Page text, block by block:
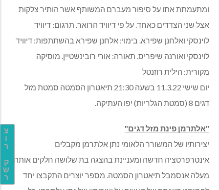
צ
ו
ר
ק
ש
ר
ומתעמתת אתו על סיפור מעברם המשותף אשר הותיר צלקות
אצל שני הצדדים כאחד. על פי דיוויד הרואר. תרגום: דיוויד
לוינסקי ואלחנן שפירא. בימוי: אלחנן שפירא בהשתתפות: דיוויד
לוינסקי ואורנה שיפריס. תאורה: אורי רובינשטיין. מוסיקה
מקורית: הילית רוזנטל
יום שישי 11.3.22 בשעה 21:30 תיאטרון הסמטה סמטת מזל
דגים 8 (סמטת הגלריות) יפו העתיקה.
"אלתרמן פינת מזל דגים"
יצירותיו של המשורר הלאומי נתן אלתרמן מקבלים
אינטרפרטציה חדשה ומעניינת בהצגה בת שלושה חלקים אותה
מעלה אנסמבל תיאטרון הסמטה. מספר יוצרים התקבצו יחד